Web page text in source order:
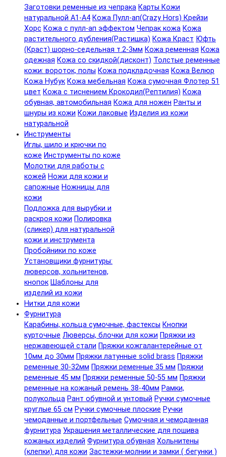
Заготовки ременные из чепрака Карты Кожи
натуральной А1-А4 Кожа Пулл-ап(Crazy Hors) Крейзи
Хорс Кожа с пулл-ап эффектом Чепрак кожа Кожа
растительного дубления(Растишка) Кожа Краст Юфть
(Краст) шорно-седельная т.2-3мм Кожа ременная Кожа
одежная Кожа со скидкой(дисконт) Толстые ременные
кожи: вороток, полы Кожа подкладочная Кожа Велюр
Кожа Нубук Кожа мебельная Кожа сумочная Флотер 51
цвет Кожа с тиснением Крокодил(Рептилия) Кожа
обувная, автомобильная Кожа для ножен Ранты и
шнуры из кожи Кожи лаковые Изделия из кожи
натуральной
Инструменты
Иглы, шило и крючки по
коже Инструменты по коже
Молотки для работы с
кожей Ножи для кожи и
сапожные Ножницы для
кожи
Подложка для вырубки и
раскроя кожи Полировка
(сликер) для натуральной
кожи и инструмента
Пробойники по коже
Установщики фурнитуры:
люверсов, хольнитенов,
кнопок Шаблоны для
изделий из кожи
Нитки для кожи
Фурнитура
Карабины, кольца сумочные, фастексы Кнопки
курточные Люверсы, блочки для кожи Пряжки из
нержавеющей стали Пряжки кожгалантерейные от
10мм до 30мм Пряжки латунные solid brass Пряжки
ременные 30-32мм Пряжки ременные 35 мм Пряжки
ременные 45 мм Пряжки ременные 50-55 мм Пряжки
ременные на кожаный ремень 38-40мм Рамки,
полукольца Рант обувной и унтовый Ручки сумочные
круглые 65 см Ручки сумочные плоские Ручки
чемоданные и портфельные Сумочная и чемоданная
фурнитура Украшения металлические для пошива
кожаных изделий Фурнитура обувная Хольнитены
(клепки) для кожи Застежки-молнии и замки ( бегунки )